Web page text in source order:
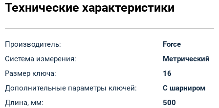
Технические характеристики
Производитель:
Force
Система измерения:
Метрический
Размер ключа:
16
Дополнительные параметры ключей:
С шарниром
Длина, мм:
500